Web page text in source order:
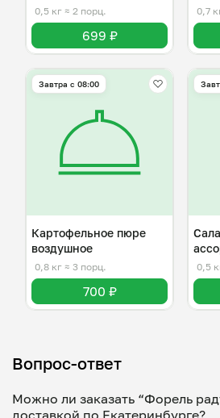
0,5 кг ≈ 2 порц.
699 ₽
0,7
Завтра c 08:00
Картофельное пюре
воздушное
0,8 кг ≈ 3 порц.
700 ₽
0,5
Вопрос-ответ
Можно ли заказать “Форель
доставкой по Екатеринбурге?